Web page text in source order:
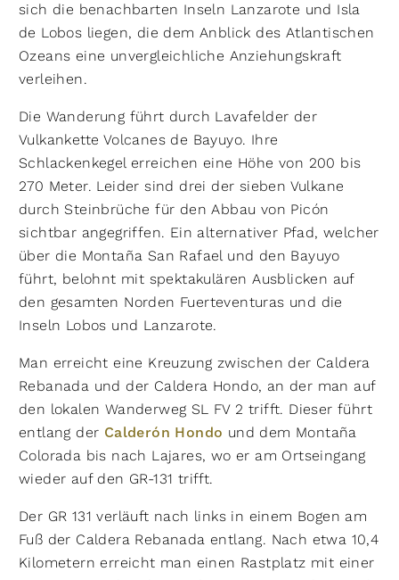
sich die benachbarten Inseln Lanzarote und Isla
de Lobos liegen, die dem Anblick des Atlantischen
Ozeans eine unvergleichliche Anziehungskraft
verleihen.
Die Wanderung führt durch Lavafelder der
Vulkankette Volcanes de Bayuyo. Ihre
Schlackenkegel erreichen eine Höhe von 200 bis
270 Meter. Leider sind drei der sieben Vulkane
durch Steinbrüche für den Abbau von Picón
sichtbar angegriffen. Ein alternativer Pfad, welcher
über die Montaña San Rafael und den Bayuyo
führt, belohnt mit spektakulären Ausblicken auf
den gesamten Norden Fuerteventuras und die
Inseln Lobos und Lanzarote.
Man erreicht eine Kreuzung zwischen der Caldera
Rebanada und der Caldera Hondo, an der man auf
den lokalen Wanderweg SL FV 2 trifft. Dieser führt
entlang der Calderón Hondo und dem Montaña
Colorada bis nach Lajares, wo er am Ortseingang
wieder auf den GR-131 trifft.
Der GR 131 verläuft nach links in einem Bogen am
Fuß der Caldera Rebanada entlang. Nach etwa 10,4
Kilometern erreicht man einen Rastplatz mit einer